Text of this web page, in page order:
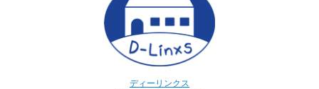
ディーリンクス